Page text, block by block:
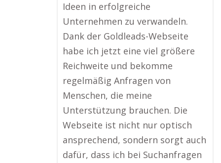
Ideen in erfolgreiche
Unternehmen zu verwandeln.
Dank der Goldleads-Webseite
habe ich jetzt eine viel größere
Reichweite und bekomme
regelmäßig Anfragen von
Menschen, die meine
Unterstützung brauchen. Die
Webseite ist nicht nur optisch
ansprechend, sondern sorgt auch
dafür, dass ich bei Suchanfragen